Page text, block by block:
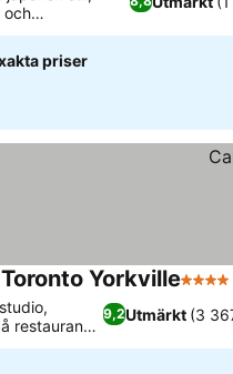
och
priser
Yorkville4
9,2Utmärkt (3
restaurang